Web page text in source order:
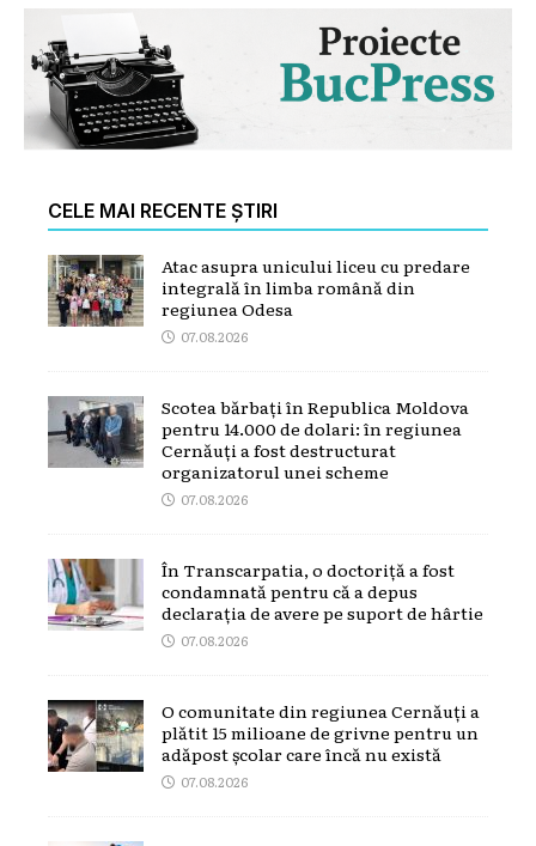
CELE MAI RECENTE ȘTIRI
Atac asupra unicului liceu cu predare
integrală în limba română din
regiunea Odesa
07.08.2026
Scotea bărbați în Republica Moldova
pentru 14.000 de dolari: în regiunea
Cernăuți a fost destructurat
organizatorul unei scheme
07.08.2026
În Transcarpatia, o doctoriță a fost
condamnată pentru că a depus
declarația de avere pe suport de hârtie
07.08.2026
O comunitate din regiunea Cernăuți a
plătit 15 milioane de grivne pentru un
adăpost școlar care încă nu există
07.08.2026